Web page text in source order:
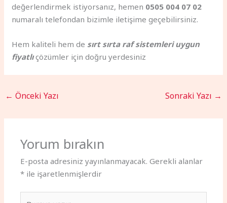
değerlendirmek istiyorsanız, hemen 0505 004 07 02
numaralı telefondan bizimle iletişime geçebilirsiniz.
Hem kaliteli hem de sırt sırta raf sistemleri uygun
fiyatlıçözümler için doğru yerdesiniz
← Önceki Yazı Sonraki Yazı →
Yorum bırakın
E-posta adresiniz yayınlanmayacak. Gerekli alanlar
* ile işaretlenmişlerdir